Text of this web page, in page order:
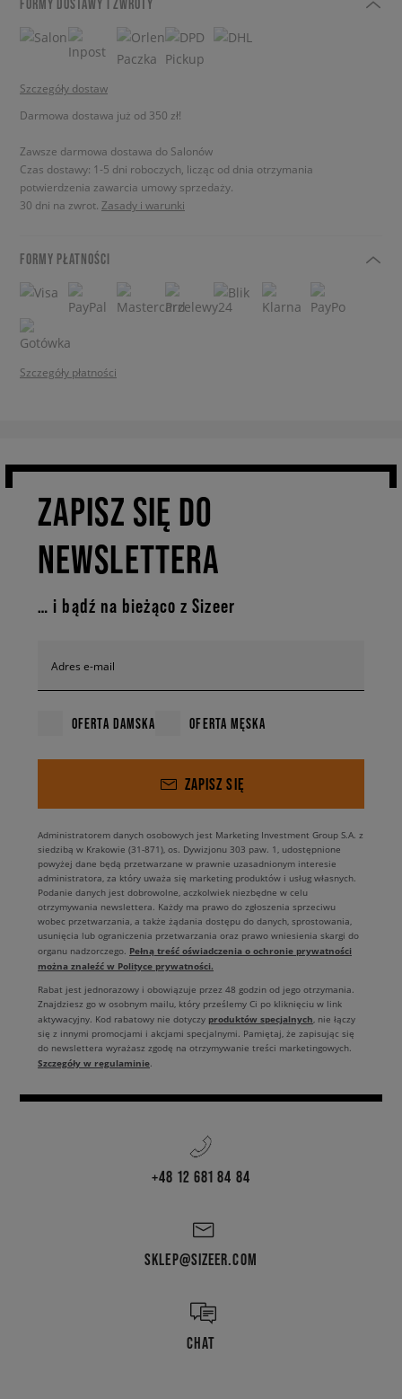
FORMY DOSTAWY I ZWROTY
Szczegóły dostaw
Darmowa dostawa już od 350 zł!
Zawsze darmowa dostawa do Salonów
Czas dostawy: 1-5 dni roboczych, licząc od dnia otrzymania
potwierdzenia zawarcia umowy sprzedaży.
30 dni na zwrot. Zasady i warunki
FORMY PŁATNOŚCI
Szczegóły płatności
ZAPISZ SIĘ DO
NEWSLETTERA
… i bądź na bieżąco z Sizeer
Adres e-mail
OFERTA DAMSKA OFERTA MĘSKA
ZAPISZ SIĘ
Administratorem danych osobowych jest Marketing Investment Group S.A. z
siedzibą w Krakowie (31-871), os. Dywizjonu 303 paw. 1, udostępnione
powyżej dane będą przetwarzane w prawnie uzasadnionym interesie
administratora, za który uważa się marketing produktów i usług własnych.
Podanie danych jest dobrowolne, aczkolwiek niezbędne w celu
otrzymywania newslettera. Każdy ma prawo do zgłoszenia sprzeciwu
wobec przetwarzania, a także żądania dostępu do danych, sprostowania,
usunięcia lub ograniczenia przetwarzania oraz prawo wniesienia skargi do
organu nadzorczego. Pełną treść oświadczenia o ochronie prywatności
można znaleźć w Polityce prywatności.
Rabat jest jednorazowy i obowiązuje przez 48 godzin od jego otrzymania.
Znajdziesz go w osobnym mailu, który prześlemy Ci po kliknięciu w link
aktywacyjny. Kod rabatowy nie dotyczy produktów specjalnych, nie łączy
się z innymi promocjami i akcjami specjalnymi. Pamiętaj, że zapisując się
do newslettera wyrażasz zgodę na otrzymywanie treści marketingowych.
Szczegóły w regulaminie.
+48 12 681 84 84
SKLEP@SIZEER.COM
CHAT